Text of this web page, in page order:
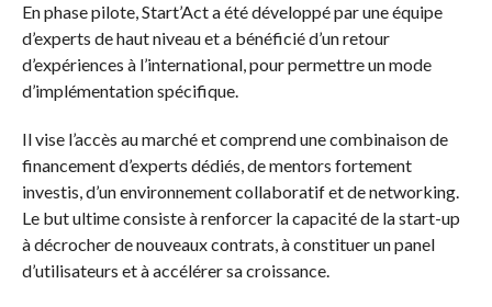
En phase pilote, Start’Act a été développé par une équipe
d’experts de haut niveau et a bénéficié d’un retour
d’expériences à l’international, pour permettre un mode
d’implémentation spécifique.
Il vise l’accès au marché et comprend une combinaison de
financement d’experts dédiés, de mentors fortement
investis, d’un environnement collaboratif et de networking.
Le but ultime consiste à renforcer la capacité de la start-up
à décrocher de nouveaux contrats, à constituer un panel
d’utilisateurs et à accélérer sa croissance.